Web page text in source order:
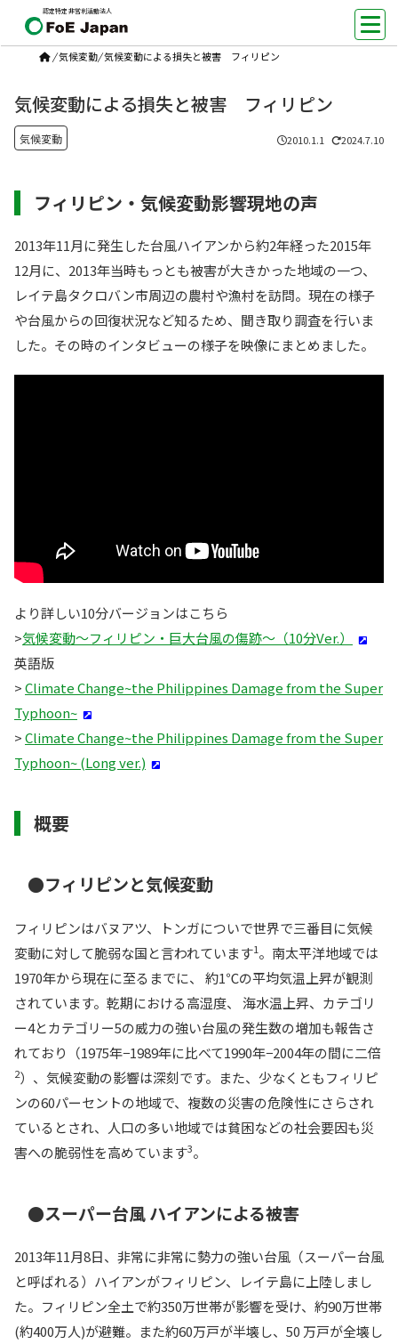
認定特定非営利活動法人
/気候変動/気候変動による損失と被害 フィリピン
気候変動による損失と被害 フィリピン
気候変動 2010.1.1 2024.7.10
フィリピン・気候変動影響現地の声
2013年11月に発生した台風ハイアンから約2年経った2015年
12月に、2013年当時もっとも被害が大きかった地域の一つ、
レイテ島タクロバン市周辺の農村や漁村を訪問。現在の様子
や台風からの回復状況など知るため、聞き取り調査を行いま
した。その時のインタビューの様子を映像にまとめました。
より詳しい10分バージョンはこちら
>気候変動〜フィリピン・巨大台風の傷跡〜（10分Ver.）
英語版
>Climate Change~the Philippines Damage from the Super
Typhoon~
>Climate Change~the Philippines Damage from the Super
Typhoon~ (Long ver.)
概要
●フィリピンと気候変動
フィリピンはバヌアツ、トンガについで世界で三番目に気候
変動に対して脆弱な国と言われています1。南太平洋地域では
1970年から現在に至るまでに、 約1℃の平均気温上昇が観測
されています。乾期における高湿度、 海水温上昇、カテゴリ
ー4とカテゴリー5の威力の強い台風の発生数の増加も報告さ
れており（1975年−1989年に比べて1990年−2004年の間に二倍
2）、気候変動の影響は深刻です。また、少なくともフィリピ
ンの60パーセントの地域で、複数の災害の危険性にさらされ
ているとされ、人口の多い地域では貧困などの社会要因も災
害への脆弱性を高めています3。
●スーパー台風 ハイアンによる被害
2013年11月8日、非常に非常に勢力の強い台風（スーパー台風
と呼ばれる）ハイアンがフィリピン、レイテ島に上陸しまし
た。フィリピン全土で約350万世帯が影響を受け、約90万世帯
(約400万人)が避難。また約60万戸が半壊し、50 万戸が全壊し